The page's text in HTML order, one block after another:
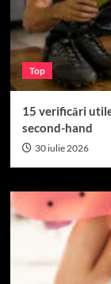
Top
15 verificări
second-hand
30 iulie 2026